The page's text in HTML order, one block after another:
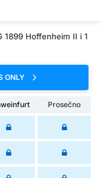
Hoffenheim II i 1
ONLY
Prosečno